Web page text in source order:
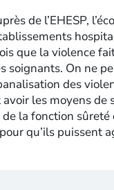
de l’EHESP,
que la violence
soignants. On ne
des
les moyens de
de la fonction
qu’ils puissent